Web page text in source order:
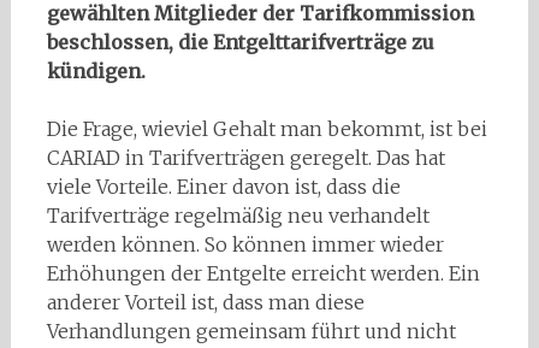
gewählten Mitglieder der Tarifkommission
beschlossen, die Entgelttarifverträge zu
kündigen.
Die Frage, wieviel Gehalt man bekommt, ist bei
CARIAD in Tarifverträgen geregelt. Das hat
viele Vorteile. Einer davon ist, dass die
Tarifverträge regelmäßig neu verhandelt
werden können. So können immer wieder
Erhöhungen der Entgelte erreicht werden. Ein
anderer Vorteil ist, dass man diese
Verhandlungen gemeinsam führt und nicht